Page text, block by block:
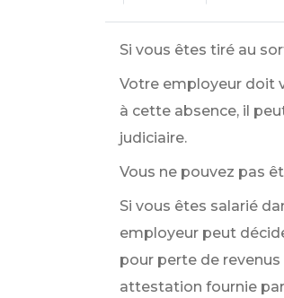
Si vous êtes tiré au
Votre employeur doit
à cette absence, il
judiciaire.
Vous ne pouvez pas
Si vous êtes salarié
employeur peut
pour perte de
attestation fournie par